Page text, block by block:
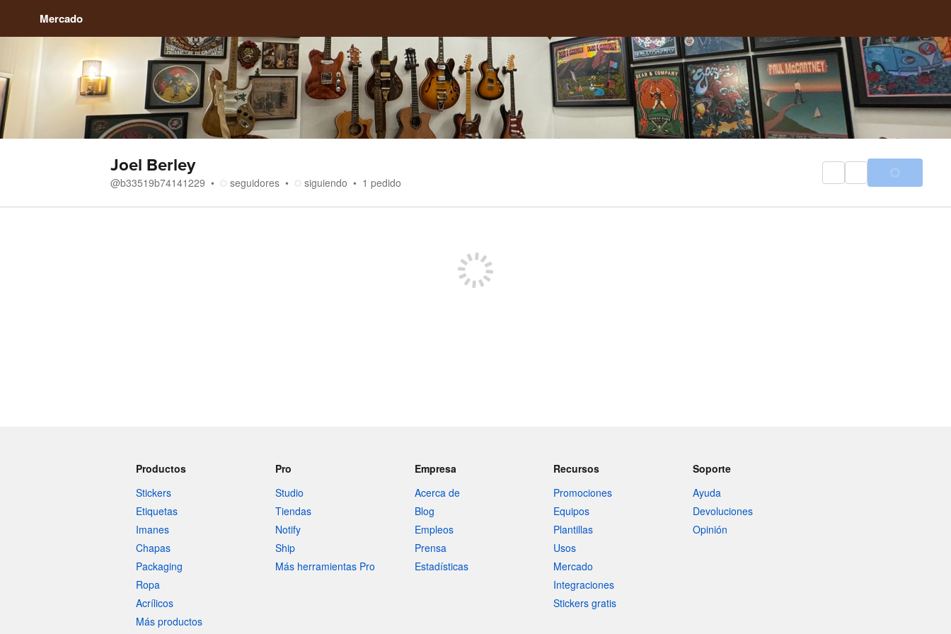
Mercado
Joel Berley
@b33519b74141229 seguidores siguiendo 1 pedido
Productos
Stickers
Etiquetas
Imanes
Chapas
Packaging
Ropa
Acrílicos
Más productos
Pro
Studio
Tiendas
Notify
Ship
Más herramientas Pro
Empresa
Acerca de
Blog
Empleos
Prensa
Estadísticas
Recursos
Promociones
Equipos
Plantillas
Usos
Mercado
Integraciones
Stickers gratis
Soporte
Ayuda
Devoluciones
Opinión